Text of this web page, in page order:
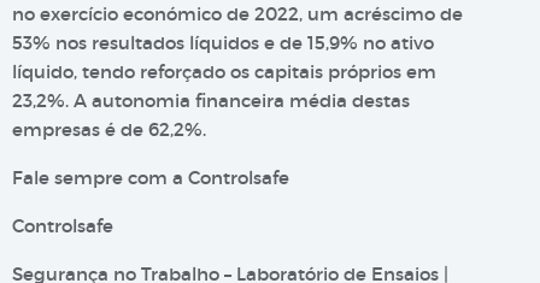
no exercício económico de 2022, um acréscimo de
53% nos resultados líquidos e de 15,9% no ativo
líquido, tendo reforçado os capitais próprios em
23,2%. A autonomia financeira média destas
empresas é de 62,2%.
Fale sempre com a Controlsafe
Controlsafe
Segurança no Trabalho – Laboratório de Ensaios |